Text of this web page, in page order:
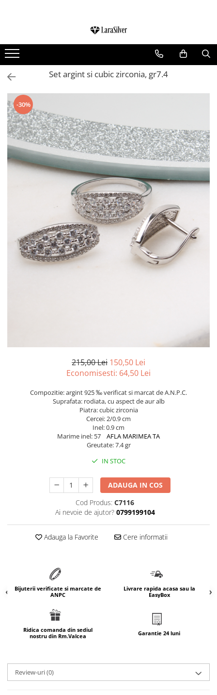
CERCEI ARGINT
BRATARI ARGINT
COLIERE ARGINT
LANTISOARE ARGINT
CRUCIULITE SI ICONITE ARGINT
PANDANTIVE ARGINT
BROSE ARGINT
VERIGHETE ARGINT
BIJUTERII ARGINT PENTRU COPII
BIJUTERII ARGINT PENTRU BARBATI
marimea 47
marimea 48
marimea 49
marimea 50
marimea 60
marime reglabila
marimea 49
marimea 53
marimea 57
marimea 59
marimea 60
Set argint si cubic zirconia, gr7.4
-30%
215,00 Lei 150,50 Lei
Economisesti: 64,50 Lei
Compozitie: argint 925 ‰ verificat si marcat de A.N.P.C.
Suprafata: rodiata, cu aspect de aur alb
Piatra: cubic zirconia
Cercei: 2/0.9 cm
Inel: 0.9 cm
Marime inel: 57 AFLA MARIMEA TA
Greutate: 7.4 gr
IN STOC
ADAUGA IN COS
Cod Produs: C7116
Ai nevoie de ajutor? 0799199104
Adauga la Favorite Cere informatii
Bijuterii verificate si marcate de
ANPC
Livrare rapida acasa sau la
EasyBox
Ridica comanda din sediul
nostru din Rm.Valcea
Garantie 24 luni
Review-uri(0)